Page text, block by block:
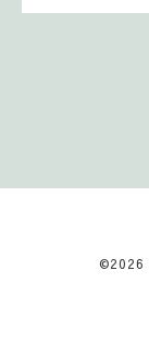
©2026